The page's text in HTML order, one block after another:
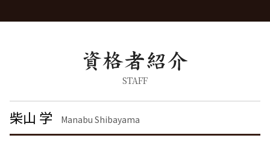
離婚 慰謝料 養育費
離婚 慰謝料払わない
離婚届
暴行罪 慰謝料
暴行罪 構成要件
刑事事件 民事事件 違い
詐欺罪 時効
脅迫罪 慰謝料
不動産トラブル 千葉県 弁護士
刑事事件 千葉県 弁護士
刑事事件 埼玉県 弁護士
労働問題 港区 弁護士
離婚 埼玉県 弁護士
債権回収 神奈川県 弁護士
STAFF
柴山 学 Manabu Shibayama